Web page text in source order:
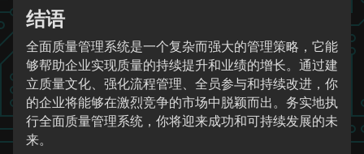
结语
全面质量管理系统是一个复杂而强大的管理策略，它能
够帮助企业实现质量的持续提升和业绩的增长。通过建
立质量文化、强化流程管理、全员参与和持续改进，你
的企业将能够在激烈竞争的市场中脱颖而出。务实地执
行全面质量管理系统，你将迎来成功和可持续发展的未
来。